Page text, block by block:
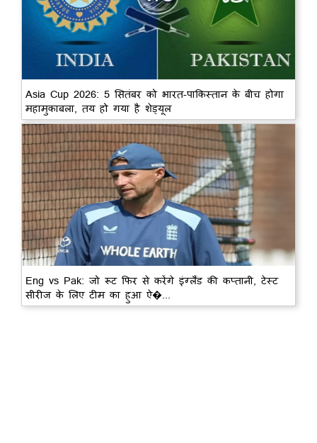
Asia Cup 2026: 5 सितंबर को भारत-पाकिस्तान के बीच होगा
महामुकाबला, तय हो गया है शेड्यूल
Eng vs Pak: जो रूट फिर से करेंगे इंग्लैंड की कप्तानी, टेस्ट
सीरीज के लिए टीम का हुआ ऐ�...